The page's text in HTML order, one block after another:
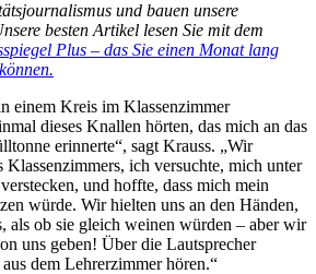
und bauen unsere
besten Artikel lesen Sie mit dem
Plus – das Sie einen Monat lang
einem Kreis im Klassenzimmer
dieses Knallen hörten, das mich an das
erinnerte“, sagt Krauss. „Wir
Klassenzimmers, ich versuchte, mich unter
und hoffte, dass mich mein
würde. Wir hielten uns an den Händen,
als ob sie gleich weinen würden – aber wir
uns geben! Über die Lautsprecher
dem Lehrerzimmer hören.“